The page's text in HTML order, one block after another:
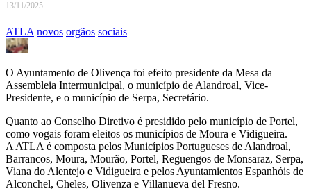
13/11/2025
ATLA novos orgãos sociais
O Ayuntamento de Olivença foi efeito presidente da Mesa da
Assembleia Intermunicipal, o município de Alandroal, Vice-
Presidente, e o município de Serpa, Secretário.
Quanto ao Conselho Diretivo é presidido pelo município de Portel,
como vogais foram eleitos os municípios de Moura e Vidigueira.
A ATLA é composta pelos Municípios Portugueses de Alandroal,
Barrancos, Moura, Mourão, Portel, Reguengos de Monsaraz, Serpa,
Viana do Alentejo e Vidigueira e pelos Ayuntamientos Espanhóis de
Alconchel, Cheles, Olivenza e Villanueva del Fresno.